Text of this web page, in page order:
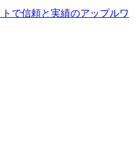
で信頼と実績のアップルワ